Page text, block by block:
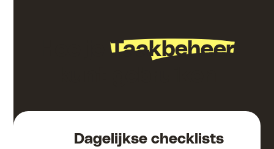
Taakbeheer
Dagelijkse checklists